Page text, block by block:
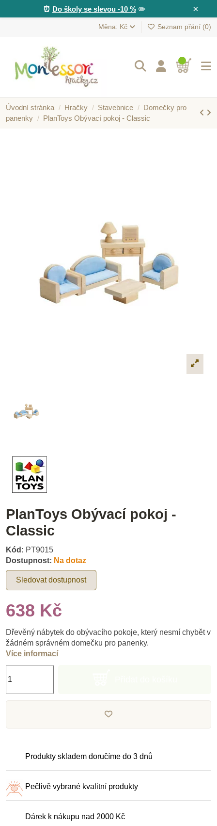
×
⏰ Do školy se slevou -10 %✏️
Měna: Kč Seznam přání (0)
Úvodní stránka Hračky Stavebnice
Domečky pro
panenky
PlanToys Obývací pokoj - Classic
PlanToys Obývací pokoj -
Classic
Kód: PT9015
Dostupnost: Na dotaz
Sledovat dostupnost
638 Kč
Dřevěný nábytek do obývacího pokoje, který nesmí chybět v
žádném správném domečku pro panenky.
Více informací
Produkty skladem doručíme do 3 dnů
Pečlivě vybrané kvalitní produkty
Dárek k nákupu nad 2000 Kč